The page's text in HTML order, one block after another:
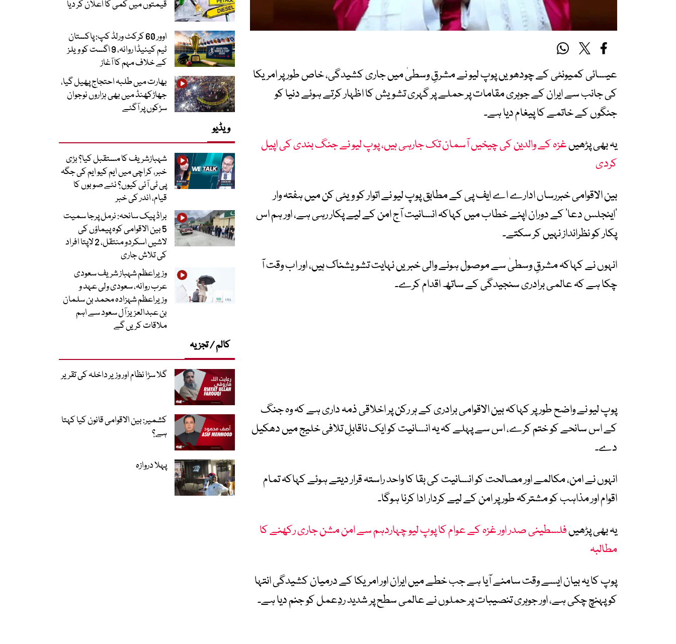
عیسائی کمیونٹی کے چودھویں پوپ لیو نے مشرقِ وسطیٰ میں جاری کشیدگی، خاص طور پر امریکا
کی جانب سے ایران کے جوہری مقامات پر حملے پر گہری تشویش کا اظہار کرتے ہوئے دنیا کو
جنگوں کے خاتمے کا پیغام دیا ہے۔
یہ بھی پڑھیںغزہ کے والدین کی چیخیں آسمان تک جارہی ہیں، پوپ لیو نے جنگ بندی کی اپیل
کردی
بین الاقوامی خبررساں ادارے اے ایف پی کے مطابق پوپ لیو نے اتوار کو ویٹی کن میں ہفتہ وار
’اینجلس دعا‘ کے دوران اپنے خطاب میں کہاکہ انسانیت آج امن کے لیے پکار رہی ہے، اور ہم اس
پکار کو نظرانداز نہیں کر سکتے۔
انہوں نے کہاکہ مشرقِ وسطیٰ سے موصول ہونے والی خبریں نہایت تشویشناک ہیں، اور اب وقت آ
چکا ہے کہ عالمی برادری سنجیدگی کے ساتھ اقدام کرے۔
پوپ لیو نے واضح طور پر کہاکہ بین الاقوامی برادری کے ہر رکن پر اخلاقی ذمہ داری ہے کہ وہ جنگ
کے اس سانحے کو ختم کرے، اس سے پہلے کہ یہ انسانیت کو ایک ناقابلِ تلافی خلیج میں دھکیل
دے۔
انہوں نے امن، مکالمے اور مصالحت کو انسانیت کی بقا کا واحد راستہ قرار دیتے ہوئے کہاکہ تمام
اقوام اور مذاہب کو مشترکہ طور پر امن کے لیے کردار ادا کرنا ہوگا۔
یہ بھی پڑھیںفلسطینی صدر اور غزہ کے عوام کا پوپ لیو چہاردہم سے امن مشن جاری رکھنے کا
مطالبہ
پوپ کا یہ بیان ایسے وقت سامنے آیا ہے جب خطے میں ایران اور امریکا کے درمیان کشیدگی انتہا
کو پہنچ چکی ہے، اور جوہری تنصیبات پر حملوں نے عالمی سطح پر شدید ردِعمل کو جنم دیا ہے۔
قیمتوں میں کمی کا اعلان کر دیا
اوور 60 کرکٹ ورلڈ کپ: پاکستان
ٹیم کینیڈا روانہ، 9 اگست کو ویلز
کے خلاف مہم کا آغاز
بھارت میں طلبہ احتجاج پھیل گیا،
جھاڑکھنڈ میں بھی ہزاروں نوجوان
سڑکوں پر آگئے
ویڈیو
شہبازشریف کا مستقبل کیا؟ بڑی
خبر، کراچی میں ایم کیو ایم کی جگہ
پی ٹی آئی کیوں؟ نئے صوبوں کا
قیام، اندر کی خبر
براڈ پیک سانحہ: نرمل پرجا سمیت
5 بین الاقوامی کوہ پیماؤں کی
لاشیں اسکردو منتقل، 2 لاپتا افراد
کی تلاش جاری
وزیراعظم شہباز شریف سعودی
عرب روانہ، سعودی ولی عہد و
وزیراعظم شہزادہ محمد بن سلمان
بن عبدالعزیز آل سعود سے اہم
ملاقات کریں گے
کالم / تجزیہ
گلا سڑا نظام اور وزیر داخلہ کی تقریر
کشمیر: بین الاقوامی قانون کیا کہتا
ہے؟
پہلا دروازہ